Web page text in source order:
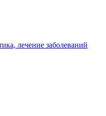
лечение заболеваний